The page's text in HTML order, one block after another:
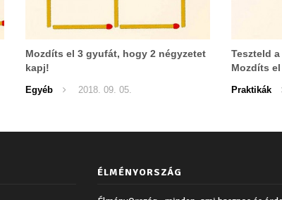
Mozdíts el 3 gyufát, hogy 2 négyzetet
kapj!
Egyéb 2018. 09. 05.
Teszteld
Mozdíts
Praktikák
ÉLMÉNYORSZÁG